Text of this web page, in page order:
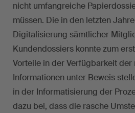
nicht umfangreiche
müssen. Die in den letzten
Digitalisierung sämtlicher
Kundendossiers konnte zum
Vorteile in der Verfügbarkeit
Informationen unter Beweis
in der Informatisierung der
dazu bei, dass die rasche